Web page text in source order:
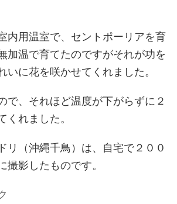
内用温室で、セントポーリアを育
加温で育てたのですがそれが功を
いに花を咲かせてくれました。
で、それほど温度が下がらずに２
くれました。
リ（沖縄千鳥）は、自宅で２００
撮影したものです。